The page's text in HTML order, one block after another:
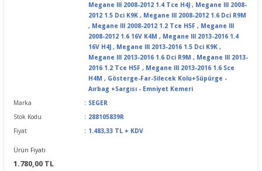
Megane III 2008-2012 1.4 Tce H4J , Megane III 2008-
2012 1.5 Dci K9K , Megane III 2008-2012 1.6 Dci R9M
, Megane III 2008-2012 1.2 Tce H5F , Megane III
2008-2012 1.6 16V K4M , Megane III 2013-2016 1.4
16V H4J , Megane III 2013-2016 1.5 Dci K9K ,
Megane III 2013-2016 1.6 Dci R9M , Megane III 2013-
2016 1.2 Tce H5F , Megane III 2013-2016 1.6 Sce
H4M , Gösterge-Far-Silecek Kolu+Süpürge -
Aırbag +Sargısı - Emniyet Kemeri
Marka
SEGER
Stok Kodu
288105839R
Fiyat
1.483,33 TL + KDV
Ürün Fiyatı
1.780,00 TL